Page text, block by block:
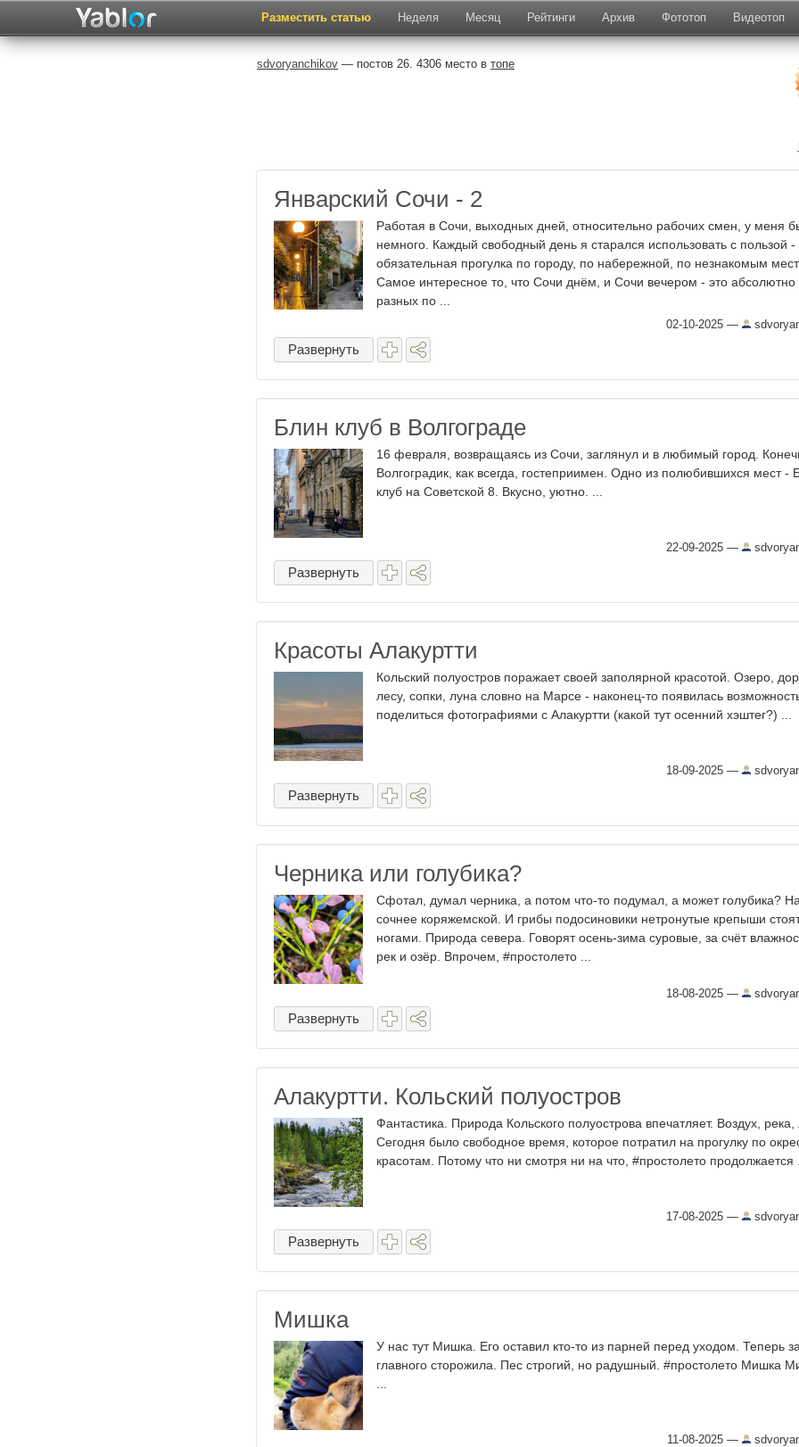
Разместить статью Неделя Месяц Рейтинги Архив Фототоп Видеотоп
sdvoryanchikov — постов 26. 4306 место в топе
Январский Сочи - 2
Работая в Сочи, выходных дней, относительно рабочих смен, у меня
немного. Каждый свободный день я старался использовать с пользой -
обязательная прогулка по городу, по набережной, по незнакомым
Самое интересное то, что Сочи днём, и Сочи вечером - это абсолютно
разных по ...
02-10-2025 —
Развернуть
Блин клуб в Волгограде
16 февраля, возвращаясь из Сочи, заглянул и в любимый город.
Волгоградик, как всегда, гостеприимен. Одно из полюбившихся мест -
клуб на Советской 8. Вкусно, уютно. ...
22-09-2025 —
Развернуть
Красоты Алакуртти
Кольский полуостров поражает своей заполярной красотой. Озеро,
лесу, сопки, луна словно на Марсе - наконец-то появилась
поделиться фотографиями с Алакуртти (какой тут осенний хэштег?) ...
18-09-2025 —
Развернуть
Черника или голубика?
Сфотал, думал черника, а потом что-то подумал, а может голубика?
сочнее коряжемской. И грибы подосиновики нетронутые крепыши
ногами. Природа севера. Говорят осень-зима суровые, за счёт
рек и озёр. Впрочем, #простолето ...
18-08-2025 —
Развернуть
Алакуртти. Кольский полуостров
Фантастика. Природа Кольского полуострова впечатляет. Воздух, река,
Сегодня было свободное время, которое потратил на прогулку по
красотам. Потому что ни смотря ни на что, #простолето продолжается
17-08-2025 —
Развернуть
Мишка
У нас тут Мишка. Его оставил кто-то из парней перед уходом. Теперь за
главного сторожила. Пес строгий, но радушный. #простолето Мишка
11-08-2025 —